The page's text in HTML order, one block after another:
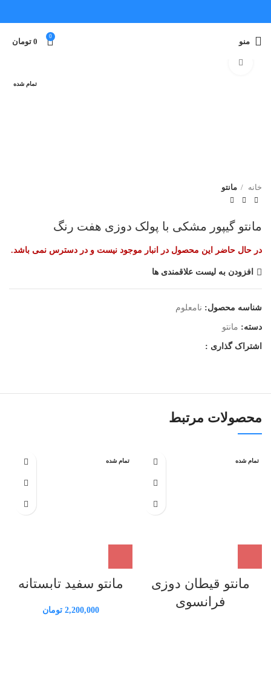
منو
0
0 تومان
تمام شده
خانه مانتو
مانتو گیپور مشکی با پولک دوزی هفت رنگ
در حال حاضر این محصول در انبار موجود نیست و در دسترس نمی باشد.
افزودن به لیست علاقمندی ها
شناسه محصول: نامعلوم
دسته: مانتو
اشتراک گذاری :
محصولات مرتبط
تمام شده
مانتو قیطان دوزی
فرانسوی
تمام شده
مانتو سفید تابستانه
2,200,000 تومان